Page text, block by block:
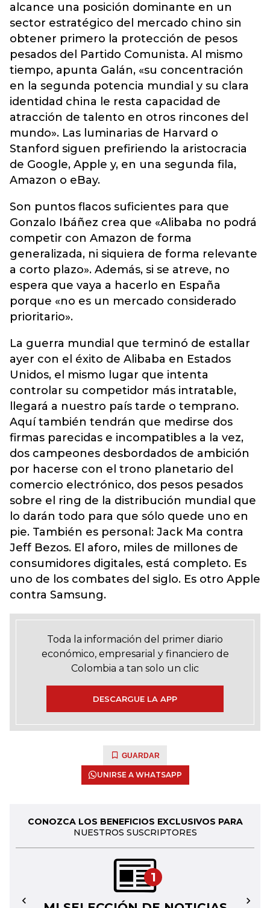
alcance una posición dominante en un
sector estratégico del mercado chino sin
obtener primero la protección de pesos
pesados del Partido Comunista. Al mismo
tiempo, apunta Galán, «su concentración
en la segunda potencia mundial y su clara
identidad china le resta capacidad de
atracción de talento en otros rincones del
mundo». Las luminarias de Harvard o
Stanford siguen prefiriendo la aristocracia
de Google, Apple y, en una segunda fila,
Amazon o eBay.
Son puntos flacos suficientes para que
Gonzalo Ibáñez crea que «Alibaba no podrá
competir con Amazon de forma
generalizada, ni siquiera de forma relevante
a corto plazo». Además, si se atreve, no
espera que vaya a hacerlo en España
porque «no es un mercado considerado
prioritario».
La guerra mundial que terminó de estallar
ayer con el éxito de Alibaba en Estados
Unidos, el mismo lugar que intenta
controlar su competidor más intratable,
llegará a nuestro país tarde o temprano.
Aquí también tendrán que medirse dos
firmas parecidas e incompatibles a la vez,
dos campeones desbordados de ambición
por hacerse con el trono planetario del
comercio electrónico, dos pesos pesados
sobre el ring de la distribución mundial que
lo darán todo para que sólo quede uno en
pie. También es personal: Jack Ma contra
Jeff Bezos. El aforo, miles de millones de
consumidores digitales, está completo. Es
uno de los combates del siglo. Es otro Apple
contra Samsung.
Toda la información del primer diario
económico, empresarial y financiero de
Colombia a tan solo un clic
DESCARGUE LA APP
GUARDAR
UNIRSE A WHATSAPP
CONOZCA LOS BENEFICIOS EXCLUSIVOS PARA
NUESTROS SUSCRIPTORES
1
← →